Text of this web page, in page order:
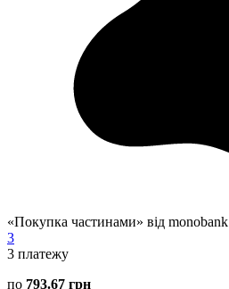
«Покупка частинами» від monobank
3
3 платежу
по 793.67 грн